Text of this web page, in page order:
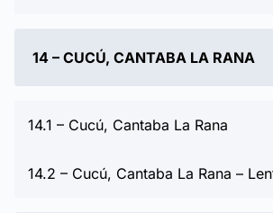
14 – CUCÚ, CANTABA LA RANA
14.1 – Cucú, Cantaba La Rana
14.2 – Cucú, Cantaba La Rana –